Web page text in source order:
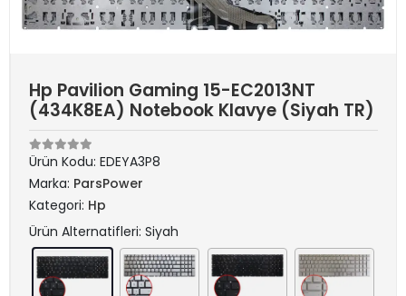
Hp Pavilion Gaming 15-EC2013NT
(434K8EA) Notebook Klavye (Siyah TR)
Ürün Kodu: EDEYA3P8
Marka: ParsPower
Kategori: Hp
Ürün Alternatifleri: Siyah